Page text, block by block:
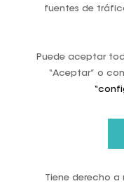
olvidamos: es la única
incluso cuando los
recienteapagón en la
demostró una vez
frontalmente a la
fuentes de
Puede aceptar
“Aceptar” o
Tiene derecho